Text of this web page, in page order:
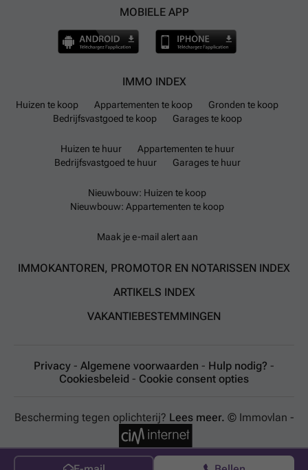
MOBIELE APP
IMMO INDEX
Huizen te koop Appartementen te koop
Gronden te koop
Bedrijfsvastgoed te koop
Garages te koop
Huizen te huur
Appartementen te huur
Bedrijfsvastgoed te huur
Garages te huur
Nieuwbouw: Huizen te koop
Nieuwbouw: Appartementen te koop
Maak je e-mail alert aan
IMMOKANTOREN, PROMOTOR EN NOTARISSEN INDEX
ARTIKELS INDEX
VAKANTIEBESTEMMINGEN
Privacy - Algemene voorwaarden - Hulp nodig? -
Cookiesbeleid - Cookie consent opties
Bescherming tegen oplichterij? Lees meer. © Immovlan -